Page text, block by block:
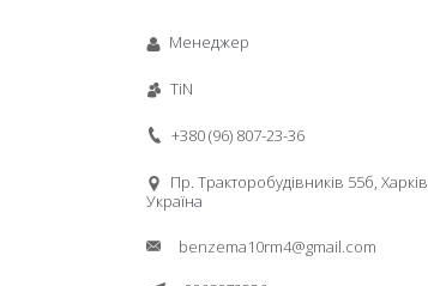
Менеджер
TiN
+380 (96) 807-23-36
Пр. Тракторобудiвникiв 55б, Харків,
Україна
benzema10rm4@gmail.com